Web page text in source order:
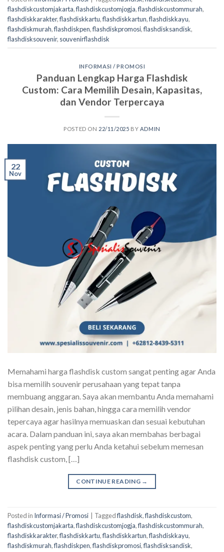
flashdiskcustomjakarta,flashdiskcustomjogja,flashdiskcustommurah,
flashdiskkarakter,flashdiskkartu,flashdiskkartun,flashdiskkayu,
flashdiskmurah,flashdiskpen,flashdiskpromosi,flashdisksandisk,
flashdisksouvenir, souvenirflashdisk
INFORMASI / PROMOSI
Panduan Lengkap Harga Flashdisk
Custom: Cara Memilih Desain, Kapasitas,
dan Vendor Terpercaya
POSTED ON 22/11/2025 BY ADMIN
22
Nov
Memahami harga flashdisk custom sangat penting agar Anda
bisa memilih souvenir perusahaan yang tepat tanpa
membuang anggaran. Saya akan membantu Anda memahami
pilihan desain, jenis bahan, hingga cara memilih vendor
tepercaya agar hasilnya memuaskan dan sesuai kebutuhan
acara. Dalam panduan ini, saya akan membahas berbagai
aspek penting yang perlu Anda ketahui sebelum memesan
flashdisk custom, […]
CONTINUE READING →
Posted in Informasi / Promosi Taggedflashdisk,flashdiskcustom,
flashdiskcustomjakarta,flashdiskcustomjogja,flashdiskcustommurah,
flashdiskkarakter,flashdiskkartu,flashdiskkartun,flashdiskkayu,
flashdiskmurah,flashdiskpen,flashdiskpromosi,flashdisksandisk,